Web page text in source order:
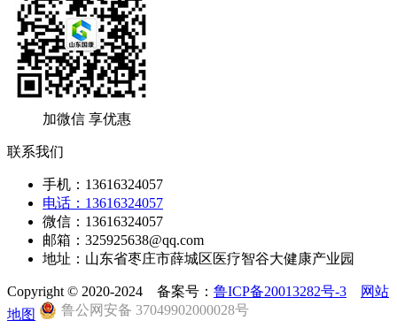
加微信 享优惠
联系我们
手机：13616324057
电话：13616324057
微信：13616324057
邮箱：325925638@qq.com
地址：山东省枣庄市薛城区医疗智谷大健康产业园
Copyright © 2020-2024 备案号： 鲁ICP备20013282号-3
网站
地图
鲁公网安备 37049902000028号